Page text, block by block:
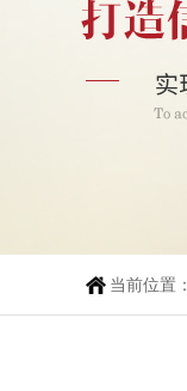
当前位置：